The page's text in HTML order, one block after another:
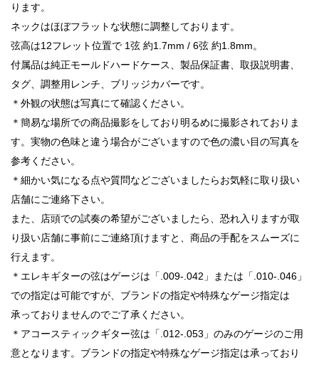
ります。
ネックはほぼフラットな状態に調整しております。
弦高は12フレット位置で 1弦 約1.7mm / 6弦 約1.8mm。
付属品は純正モールドハードケース、製品保証書、取扱説明書、
タグ、調整用レンチ、ブリッジカバーです。
＊外観の状態は写真にて確認ください。
＊簡易な場所での商品撮影をしており明るめに撮影されておりま
す。実物の色味と違う場合がございますので色の濃い目の写真を
参考ください。
＊細かい気になる点や質問などございましたらお気軽に取り扱い
店舗にご連絡下さい。
また、店頭での試奏の希望がございましたら、恐れ入りますが取
り扱い店舗に事前にご連絡頂けますと、商品の手配をスムーズに
行えます。
＊エレキギターの弦はゲージは「.009-.042」または「.010-.046」
での指定は可能ですが、ブランドの指定や特殊なゲージ指定は
承っておりませんのでご了承ください。
＊アコースティックギター弦は「.012-.053」のみのゲージのご用
意となります。ブランドの指定や特殊なゲージ指定は承っており